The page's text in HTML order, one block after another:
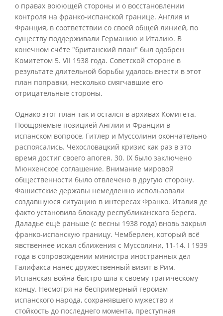
о правах воюющей стороны и о восстановлении
контроля на франко-испанской границе. Англия и
Франция, в соответствии со своей общей линией, по
существу поддерживали Германию и Италию. В
конечном счёте "британский план" был одобрен
Комитетом 5. VII 1938 года. Советской стороне в
результате длительной борьбы удалось внести в этот
план поправки, несколько смягчавшие его
отрицательные стороны.
Однако этот план так и остался в архивах Комитета.
Поощряемые позицией Англии и Франции в
испанском вопросе, Гитлер и Муссолини окончательно
распоясались. Чехословацкий кризис как раз в это
время достиг своего апогея. 30. IX было заключено
Мюнхенское соглашение. Внимание мировой
общественности было отвлечено в другую сторону.
Фашистские державы немедленно использовали
создавшуюся ситуацию в интересах Франко. Италия де
факто установила блокаду республиканского берега.
Даладье ещё раньше (с весны 1938 года) вновь закрыл
франко-испанскую границу. Чемберлен, который всё
явственнее искал сближения с Муссолини, 11-14. I 1939
года в сопровождении министра иностранных дел
Галифакса нанёс дружественный визит в Рим.
Испанская война быстро шла к своему трагическому
концу. Несмотря на беспримерный героизм
испанского народа, сохранявшего мужество и
стойкость до последнего момента, преступная